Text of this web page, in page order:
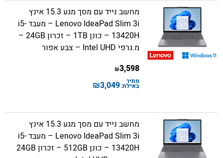
מחשב נייד עם מסך מגע 15.3 אינץ
Lenovo IdeaPad Slim 3i – מעבד i5-
13420H – כונן 1TB – זכרון 24GB –
מ.גרפי Intel UHD – צבע אפור
3,598
₪
מחיר
באילת:3,049
₪
מחשב נייד עם מסך מגע 15.3 אינץ
Lenovo IdeaPad Slim 3i – מעבד i5-
13420H – כונן 512GB – זכרון 24GB